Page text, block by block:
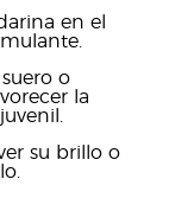
en el
o
la
su brillo o